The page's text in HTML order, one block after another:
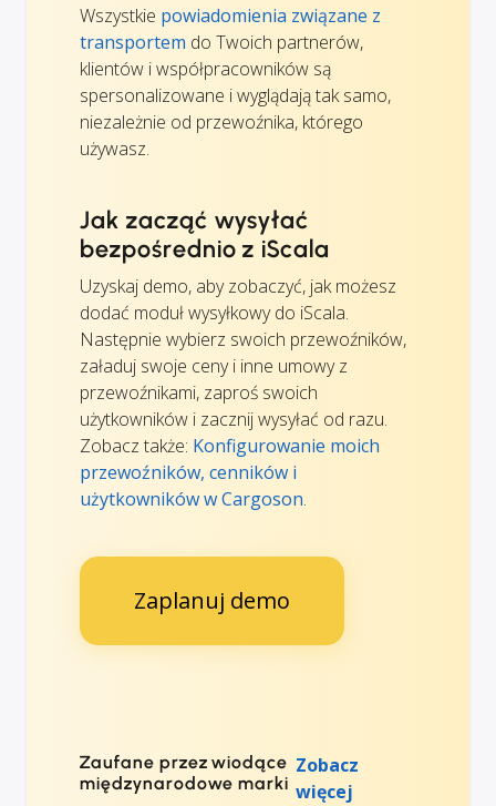
Wszystkie powiadomienia związane z
transportem do Twoich partnerów,
klientów i współpracowników są
spersonalizowane i wyglądają tak samo,
niezależnie od przewoźnika, którego
używasz.
Jak zacząć wysyłać
bezpośrednio z iScala
Uzyskaj demo, aby zobaczyć, jak możesz
dodać moduł wysyłkowy do iScala.
Następnie wybierz swoich przewoźników,
załaduj swoje ceny i inne umowy z
przewoźnikami, zaproś swoich
użytkowników i zacznij wysyłać od razu.
Zobacz także: Konfigurowanie moich
przewoźników, cenników i
użytkowników w Cargoson.
Zaplanuj demo
Zaufane przez wiodące
międzynarodowe marki
Zobacz
więcej